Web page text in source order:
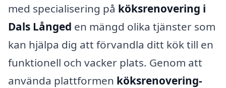
med specialisering på köksrenovering i
Dals Långed en mängd olika tjänster som
kan hjälpa dig att förvandla ditt kök till en
funktionell och vacker plats. Genom att
använda plattformen köksrenovering-